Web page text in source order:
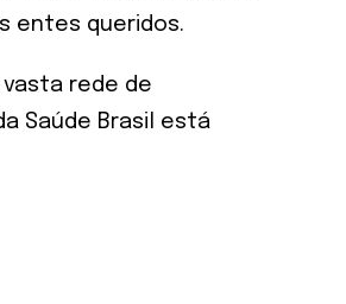
entes queridos.
rede de
Saúde Brasil está